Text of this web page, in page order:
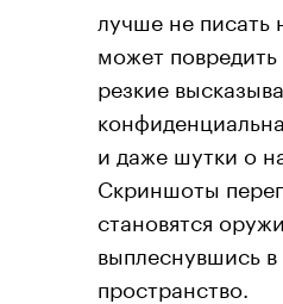
лучше не писать
может
резкие
и даже шутки о
Скриншоты
становятся
выплеснувшись
пространство.